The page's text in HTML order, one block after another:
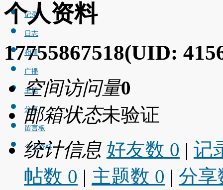
记录
日志
相册
广播
主题
分享
留言板
个人资料
个人资料
17755867518(UID:
空间访问量0
邮箱状态未验证
统计信息 好友数 0 | 记
帖数 0 | 主题数 0 | 分享